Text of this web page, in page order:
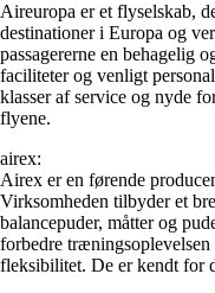
Aireuropa er et flyselskab,
destinationer i Europa og
passagererne en behagelig
faciliteter og venligt
klasser af service og nyde
flyene.
airex:
Airex er en førende
Virksomheden tilbyder et
balancepuder, måtter og
forbedre
fleksibilitet. De er kendt for